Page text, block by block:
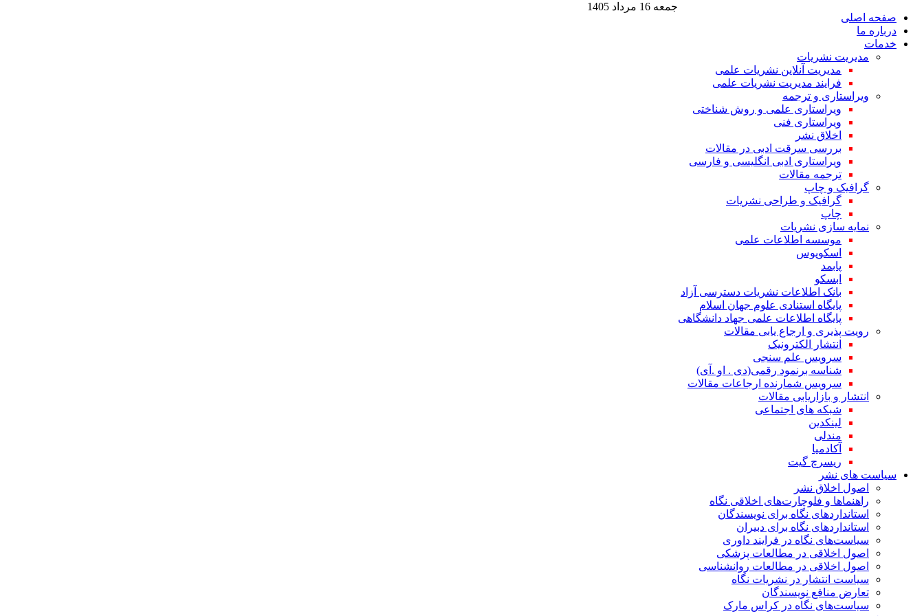
صفحه اصلی
درباره ما
خدمات
مدیریت نشریات
مدیریت آنلاین نشریات علمی
فرایند مدیریت نشریات علمی
ویراستاری و ترجمه
ویراستاری علمی و روش شناختی
ویراستاری فنی
اخلاق نشر
بررسی سرقت ادبی در مقالات
ویراستاری ادبی انگلیسی و فارسی
ترجمه مقالات
گرافیک و چاپ
گرافیک و طراحی نشریات
چاپ
نمایه سازی نشریات
موسسه اطلاعات علمی
اسکوپوس
پابمد
ابسکو
بانک اطلاعات نشریات دسترسی آزاد
پایگاه استنادی علوم جهان اسلام
پایگاه اطلاعات علمی جهاد دانشگاهی
رویت پذیری و ارجاع یابی مقالات
انتشار الکترونیک
سرویس علم سنجی
شناسه برنمود رقمی(دی . او .آی)
سرویس شمارنده ارجاعات مقالات
انتشار و بازاریابی مقالات
شبکه های اجتماعی
لینکدین
مندلی
آکادمیا
ریسرچ گیت
سیاست های نشر
اصول اخلاق نشر
راهنماها و فلوچارت‌های اخلاقی نگاه
استاندارد‌های نگاه برای نویسندگان
استاندارد‌های نگاه برای دبیران
سیاست‌های نگاه در فرایند داوری
اصول اخلاقی در مطالعات پزشکی
اصول اخلاقی در مطالعات روانشناسی
سیاست انتشار در نشریات نگاه
تعارض منافع نویسندگان
سیاست‌های نگاه در کراس مارک
جمعه 16 مرداد 1405